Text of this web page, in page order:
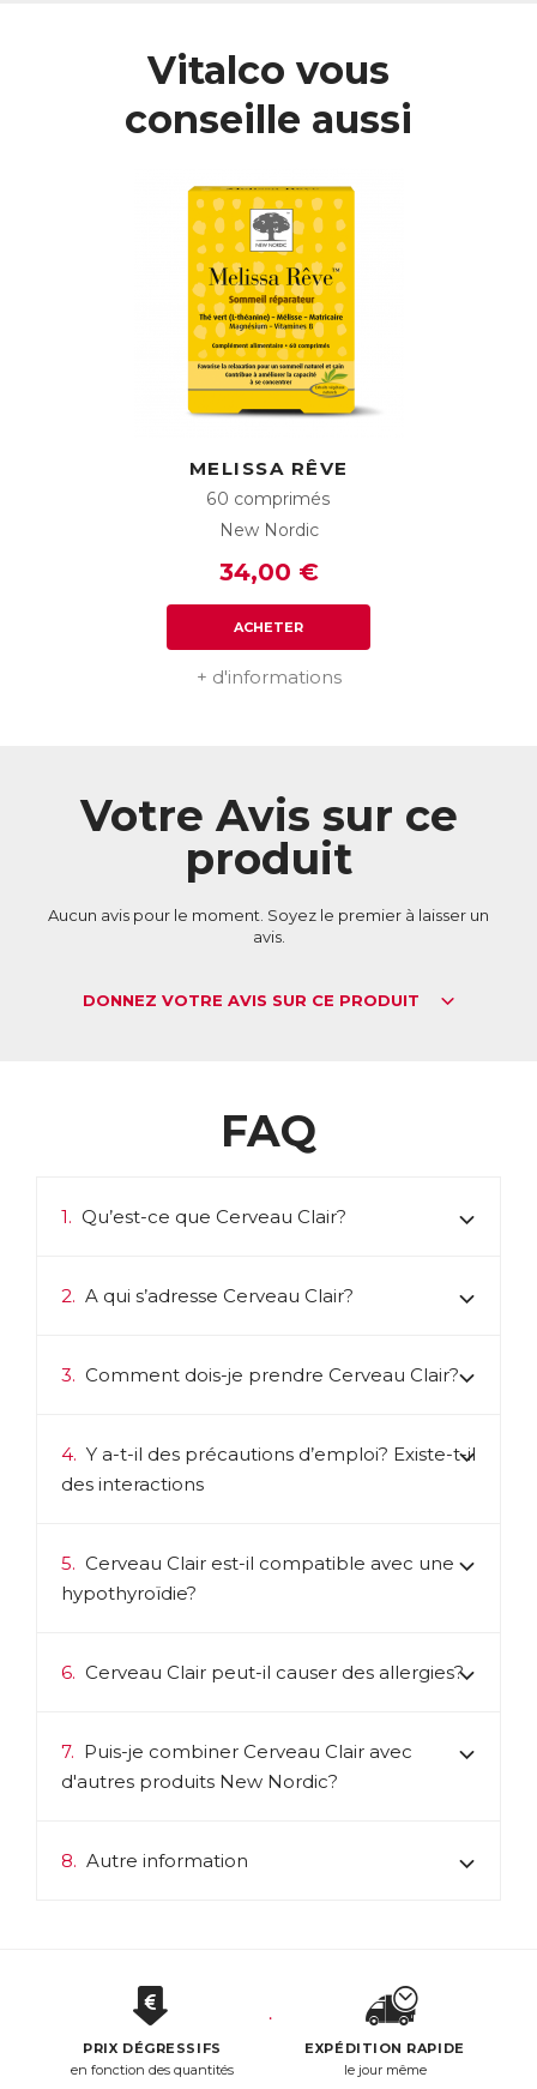
L’action du Thé Vert est complétée par celle de la Vitamine
B5, qui favorise des performances intellectuelles normales,
et par celle de l’Iode, qui soutient les fonctions cognitives.
aux Vitamines B qui contribuent à réduire la fatigue.
3401529518637
Télécharger la fiche produit
Vitalco vous
conseille aussi
MELISSA RÊVE
60 comprimés
New Nordic
34,00 €
ACHETER
+ d'informations
Votre Avis sur ce
produit
Aucun avis pour le moment. Soyez le premier à laisser un
avis.
DONNEZ VOTRE AVIS SUR CE PRODUIT
FAQ
1. Qu’est-ce que Cerveau Clair?
2. A qui s’adresse Cerveau Clair?
3. Comment dois-je prendre Cerveau Clair?
4. Y a-t-il des précautions d’emploi? Existe-t-il
des interactions
5. Cerveau Clair est-il compatible avec une
hypothyroïdie?
6. Cerveau Clair peut-il causer des allergies?
7. Puis-je combiner Cerveau Clair avec
d'autres produits New Nordic?
8. Autre information
PRIX DÉGRESSIFS
en fonction des quantités
EXPÉDITION RAPIDE
le jour même